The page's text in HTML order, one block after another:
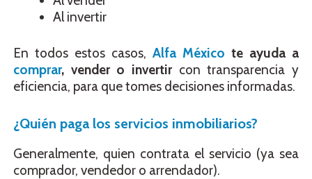
Al invertir
En todos estos casos, Alfa México te ayuda a
comprar, vender o invertircon transparencia y
eficiencia, para que tomes decisiones informadas.
¿Quién paga los servicios inmobiliarios?
Generalmente, quien contrata el servicio (ya sea
comprador, vendedor o arrendador).